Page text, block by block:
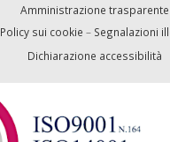
Amministrazione trasparente
Policy sui cookie – Segnalazioni
Dichiarazione accessibilità